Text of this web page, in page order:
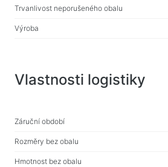
Stabilizátory napětí
Nabíjecí zařízení v autech
Kabely a adaptéry
Kabely USB
Síťové kabely
Trvanlivost neporušeného obalu
Výroba
Vlastnosti logistiky
Záruční období
Rozměry bez obalu
Hmotnost bez obalu